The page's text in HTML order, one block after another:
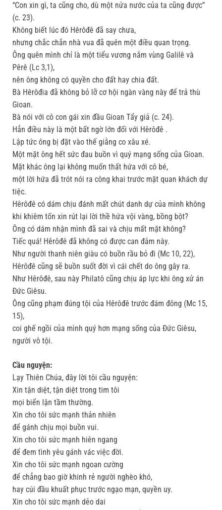
“Con xin gì, ta cũng cho, dù một nửa nước của ta cũng được”
(c. 23).
Không biết lúc đó Hêrôđê đã say chưa,
nhưng chắc chắn nhà vua đã quên một điều quan trọng.
Ông quên mình chỉ là một tiểu vương nắm vùng Galilê và
Pêrê (Lc 3,1),
nên ông không có quyền cho đất hay chia đất.
Bà Hêrôđia đã không bỏ lỡ cơ hội ngàn vàng này để trả thù
Gioan.
Bà nói với cô con gái xin đầu Gioan Tẩy giả (c. 24).
Hẳn điều này là một bất ngờ lớn đối với Hêrôđê .
Lập tức ông bị đặt vào thế giằng co xâu xé.
Một mặt ông hết sức đau buồn vì quý mạng sống của Gioan.
Mặt khác ông lại không muốn thất hứa với cô bé,
một lời hứa đã trót nói ra công khai trước mặt quan khách dự
tiệc.
Hêrôđê có dám chịu đánh mất chút danh dự của mình không
khi khiêm tốn xin rút lại lời thề hứa vội vàng, bồng bột?
Ông có dám nhận mình đã sai và chịu mất mặt không?
Tiếc quá! Hêrôđê đã không có được can đảm này.
Như người thanh niên giàu có buồn rầu bỏ đi (Mc 10, 22),
Hêrôđê cũng sẽ buồn suốt đời vì cái chết do ông gây ra.
Như Hêrôđê, sau này Philatô cũng chịu áp lực khi ông xử án
Đức Giêsu.
Ông cũng phạm đúng tội của Hêrôđê trước đám đông (Mc 15,
15),
coi ghế ngồi của mình quý hơn mạng sống của Đức Giêsu,
người vô tội.
Cầu nguyện:
Lạy Thiên Chúa, đây lời tôi cầu nguyện:
Xin tận diệt, tận diệt trong tim tôi
mọi biển lận tầm thường.
Xin cho tôi sức mạnh thản nhiên
để gánh chịu mọi buồn vui.
Xin cho tôi sức mạnh hiên ngang
để đem tình yêu gánh vác việc đời.
Xin cho tôi sức mạnh ngoan cường
để chẳng bao giờ khinh rẻ người nghèo khó,
hay cúi đầu khuất phục trước ngạo mạn, quyền uy.
Xin cho tôi sức mạnh dẻo dai